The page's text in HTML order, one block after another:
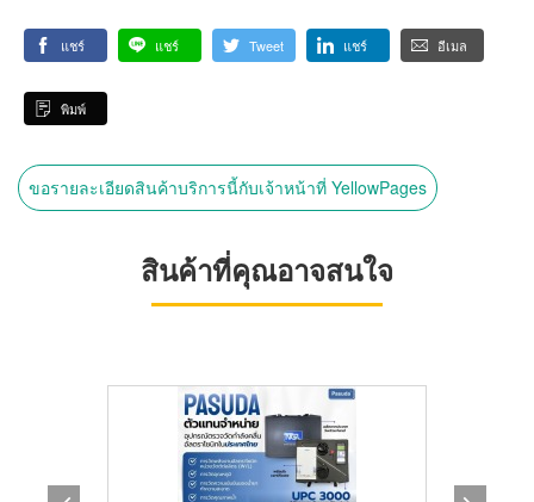
แชร์ แชร์ Tweet แชร์ อีเมล
พิมพ์
ขอรายละเอียดสินค้าบริการนี้กับเจ้าหน้าที่ YellowPages
สินค้าที่คุณอาจสนใจ